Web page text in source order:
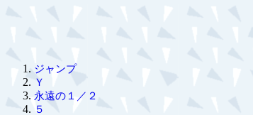
ジャンプ
Ｙ
永遠の１／２
５